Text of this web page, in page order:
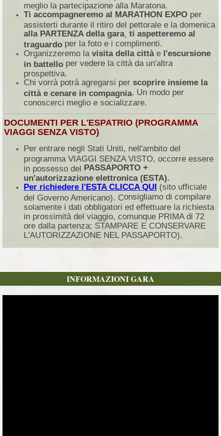
meglio la partecipazione alla Maratona.
Ti accompagneremo al MARATHON EXPO per
assisterti durante il ritiro del pettorale e la domenica
alla PARTENZA della gara, ti aspetteremo al
traguardo per la foto e i complimenti.
Organizzeremo la visita della cittàe l'escursione
in battello per vedere la città da un'altra
prospettiva.
Chi vorrà potrà agregarsi per scoprire insieme la
città e cenare in compagnia. Un modo per
conoscerci meglio e socializzare.
DOCUMENTI PER L'ESPATRIO (PROGRAMMA
VIAGGI SENZA VISTO)
Per entrare negli Stati Uniti, nell'ambito del
programma VIAGGI SENZA VISTO, occorre essere
in possesso del PASSAPORTO +
un'autorizzazione elettronica (ESTA).
Per richiedere l'ESTA CLICCA QUI (sito ufficiale
del Governo Americano). Consigliamo di compilare
solamente i dati obbligatori ed effettuare la richiesta
in prossimità del viaggio, comunque PRIMA di 72
ore dalla partenza; STAMPARE E CONSERVARE
L'AUTORIZZAZIONE NEL PASSAPORTO).
INFORMAZIONI GARA